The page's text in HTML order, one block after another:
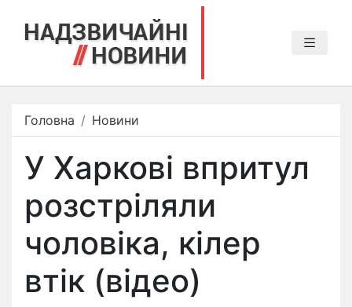
Головна Новини
У Харкові впритул
розстріляли
чоловіка, кілер
втік (відео)